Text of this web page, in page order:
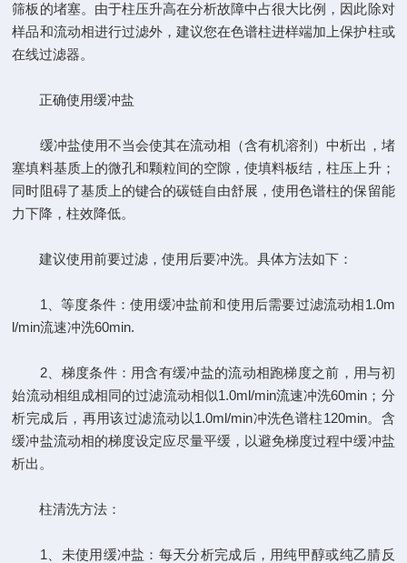
筛板的堵塞。由于柱压升高在分析故障中占很大比例，因此除对
样品和流动相进行过滤外，建议您在色谱柱进样端加上保护柱或
在线过滤器。
正确使用缓冲盐
缓冲盐使用不当会使其在流动相（含有机溶剂）中析出，堵
塞填料基质上的微孔和颗粒间的空隙，使填料板结，柱压上升；
同时阻碍了基质上的键合的碳链自由舒展，使用色谱柱的保留能
力下降，柱效降低。
建议使用前要过滤，使用后要冲洗。具体方法如下：
1、等度条件：使用缓冲盐前和使用后需要过滤流动相1.0m
l/min流速冲洗60min.
2、梯度条件：用含有缓冲盐的流动相跑梯度之前，用与初
始流动相组成相同的过滤流动相似1.0ml/min流速冲洗60min；分
析完成后，再用该过滤流动以1.0ml/min冲洗色谱柱120min。含
缓冲盐流动相的梯度设定应尽量平缓，以避免梯度过程中缓冲盐
析出。
柱清洗方法：
1、未使用缓冲盐：每天分析完成后，用纯甲醇或纯乙腈反